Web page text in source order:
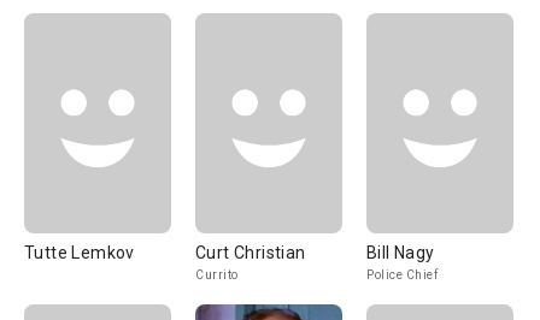
Tutte Lemkov Curt Christian
Currito
Bill Nagy
Police Chief